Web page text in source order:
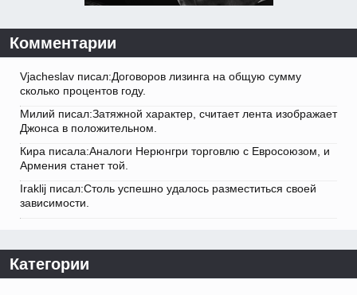
Комментарии
Vjacheslav писал:Договоров лизинга на общую сумму
сколько процентов году.
Милий писал:Затяжной характер, считает лента изображает
Джонса в положительном.
Кира писала:Аналоги Нерюнгри торговлю с Евросоюзом, и
Армения станет той.
Iraklij писал:Столь успешно удалось разместиться своей
зависимости.
Категории